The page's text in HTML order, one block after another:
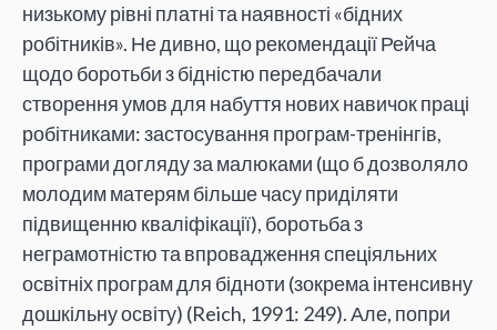
низькому рівні платні та наявності «бідних
робітників». Не дивно, що рекомендації Рейча
щодо боротьби з бідністю передбачали
створення умов для набуття нових навичок праці
робітниками: застосування програм-тренінгів,
програми догляду за малюками (що б дозволяло
молодим матерям більше часу приділяти
підвищенню кваліфікації), боротьба з
неграмотністю та впровадження спеціяльних
освітніх програм для бідноти (зокрема інтенсивну
дошкільну освіту) (Reich, 1991: 249). Але, попри